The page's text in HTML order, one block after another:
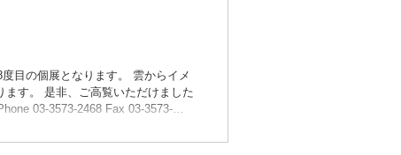
目の個展となります。 雲からイメ
す。 是非、ご高覧いただけました
03-3573-2468 Fax 03-3573-
日:17:00迄） ​ 個展会場風景 ---------